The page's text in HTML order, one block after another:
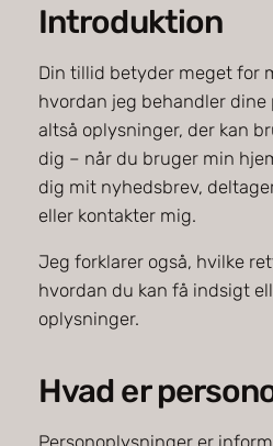
Introduktion
Din tillid betyder meget for
hvordan jeg behandler
altså oplysninger, der kan
dig – når du bruger min
dig mit nyhedsbrev,
eller kontakter mig.
Jeg forklarer også, hvilke
hvordan du kan få indsigt
oplysninger.
Hvad er
Personoplysninger er